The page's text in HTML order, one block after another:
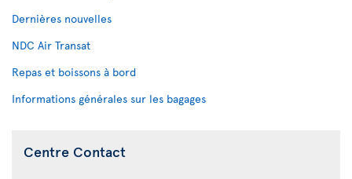
Dernières nouvelles
NDC Air Transat
Repas et boissons à bord
Informations générales sur les bagages
Centre Contact